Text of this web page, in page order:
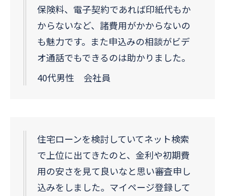
保険料、電子契約であれば印紙代もか
からないなど、諸費用がかからないの
も魅力です。また申込みの相談がビデ
オ通話でもできるのは助かりました。
40代男性 会社員
住宅ローンを検討していてネット検索
で上位に出てきたのと、金利や初期費
用の安さを見て良いなと思い審査申し
込みをしました。マイページ登録して